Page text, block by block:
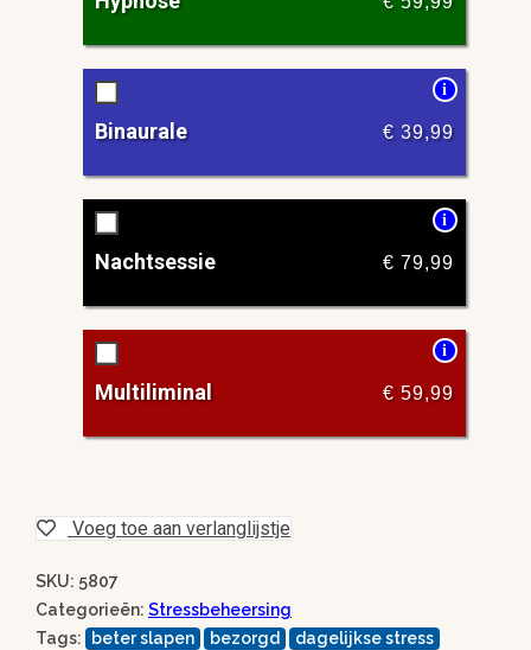
i
Binaurale € 39,99
i
Nachtsessie € 79,99
i
Multiliminal € 59,99
Voeg toe aan verlanglijstje
SKU: 5807
Categorieën: Stressbeheersing
Tags:
beter slapen bezorgd
dagelijkse stress